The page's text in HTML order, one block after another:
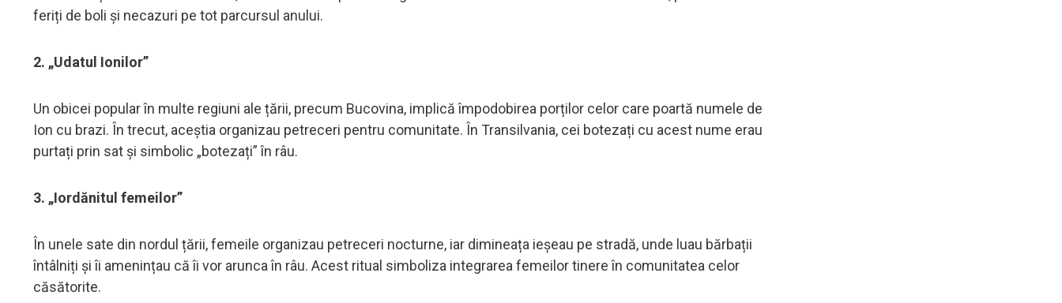
feriți de boli și necazuri pe tot parcursul anului.
2. „Udatul Ionilor”
Un obicei popular în multe regiuni ale țării, precum Bucovina, implică împodobirea porților celor care poartă numele de
Ion cu brazi. În trecut, aceștia organizau petreceri pentru comunitate. În Transilvania, cei botezați cu acest nume erau
purtați prin sat și simbolic „botezați” în râu.
3. „Iordănitul femeilor”
În unele sate din nordul țării, femeile organizau petreceri nocturne, iar dimineața ieșeau pe stradă, unde luau bărbații
întâlniți și îi amenințau că îi vor arunca în râu. Acest ritual simboliza integrarea femeilor tinere în comunitatea celor
căsătorite.